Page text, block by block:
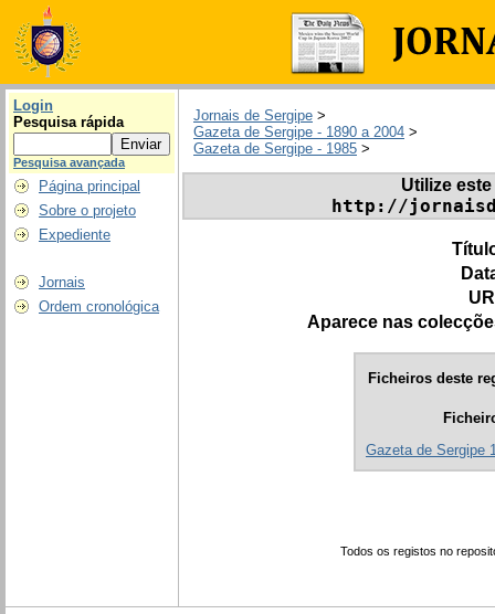
Login
Pesquisa rápida
Pesquisa avançada
Página principal
Sobre o projeto
Expediente
Jornais
Ordem cronológica
Jornais de Sergipe >
Gazeta de Sergipe - 1890 a 2004 >
Gazeta de Sergipe - 1985 >
Utilize
http://
Aparece nas
Ficheiros deste
Gazeta de Sergipe
Todos os registos no